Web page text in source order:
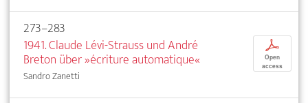
273–283
1941. Claude Lévi-Strauss und André
Breton über »écriture automatique«
Sandro Zanetti
p
Open
access